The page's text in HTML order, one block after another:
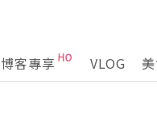
博客專享 VLOG